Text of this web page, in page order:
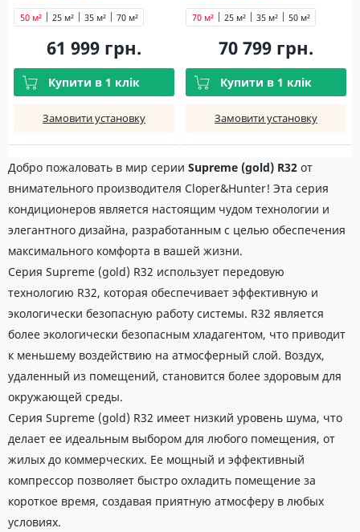
25 м² 35 м²
50 м² 70 м²
61 999 грн.
Купити в 1 клік
Замовити установку
25 м² 35 м² 50 м²
70 м²
70 799 грн.
Купити в 1 клік
Замовити установку
Добро пожаловать в мир серии Supreme (gold) R32 от
внимательного производителя Cloper&Hunter! Эта серия
кондиционеров является настоящим чудом технологии и
элегантного дизайна, разработанным с целью обеспечения
максимального комфорта в вашей жизни.
Серия Supreme (gold) R32 использует передовую
технологию R32, которая обеспечивает эффективную и
экологически безопасную работу системы. R32 является
более экологически безопасным хладагентом, что приводит
к меньшему воздействию на атмосферный слой. Воздух,
удаленный из помещений, становится более здоровым для
окружающей среды.
Серия Supreme (gold) R32 имеет низкий уровень шума, что
делает ее идеальным выбором для любого помещения, от
жилых до коммерческих. Ее мощный и эффективный
компрессор позволяет быстро охладить помещение за
короткое время, создавая приятную атмосферу в любых
условиях.